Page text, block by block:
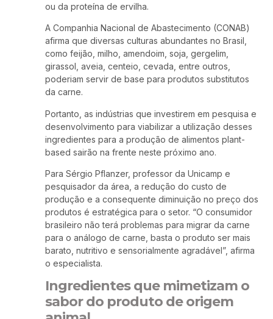
ou da proteína de ervilha.
A Companhia Nacional de Abastecimento (CONAB)
afirma que diversas culturas abundantes no Brasil,
como feijão, milho, amendoim, soja, gergelim,
girassol, aveia, centeio, cevada, entre outros,
poderiam servir de base para produtos substitutos
da carne.
Portanto, as indústrias que investirem em pesquisa e
desenvolvimento para viabilizar a utilização desses
ingredientes para a produção de alimentos plant-
based sairão na frente neste próximo ano.
Para Sérgio Pflanzer, professor da Unicamp e
pesquisador da área, a redução do custo de
produção e a consequente diminuição no preço dos
produtos é estratégica para o setor. “O consumidor
brasileiro não terá problemas para migrar da carne
para o análogo de carne, basta o produto ser mais
barato, nutritivo e sensorialmente agradável”, afirma
o especialista.
Ingredientes que mimetizam o
sabor do produto de origem